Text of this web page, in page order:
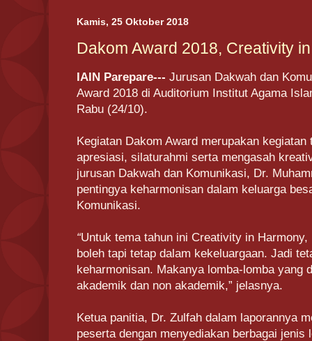
Kamis, 25 Oktober 2018
Dakom Award 2018, Creativity
IAIN Parepare--- Jurusan Dakwah dan
Award 2018 di Auditorium Institut Agama
Rabu (24/10).
Kegiatan Dakom Award merupakan kegiatan
apresiasi, silaturahmi serta mengasah
jurusan Dakwah dan Komunikasi, Dr.
pentingya keharmonisan dalam keluarga
Komunikasi.
“Untuk tema tahun ini Creativity in
boleh tapi tetap dalam kekeluargaan. Jadi
keharmonisan. Makanya lomba-lomba yang
akademik dan non akademik,” jelasnya.
Ketua panitia, Dr. Zulfah dalam laporannya
peserta dengan menyediakan berbagai